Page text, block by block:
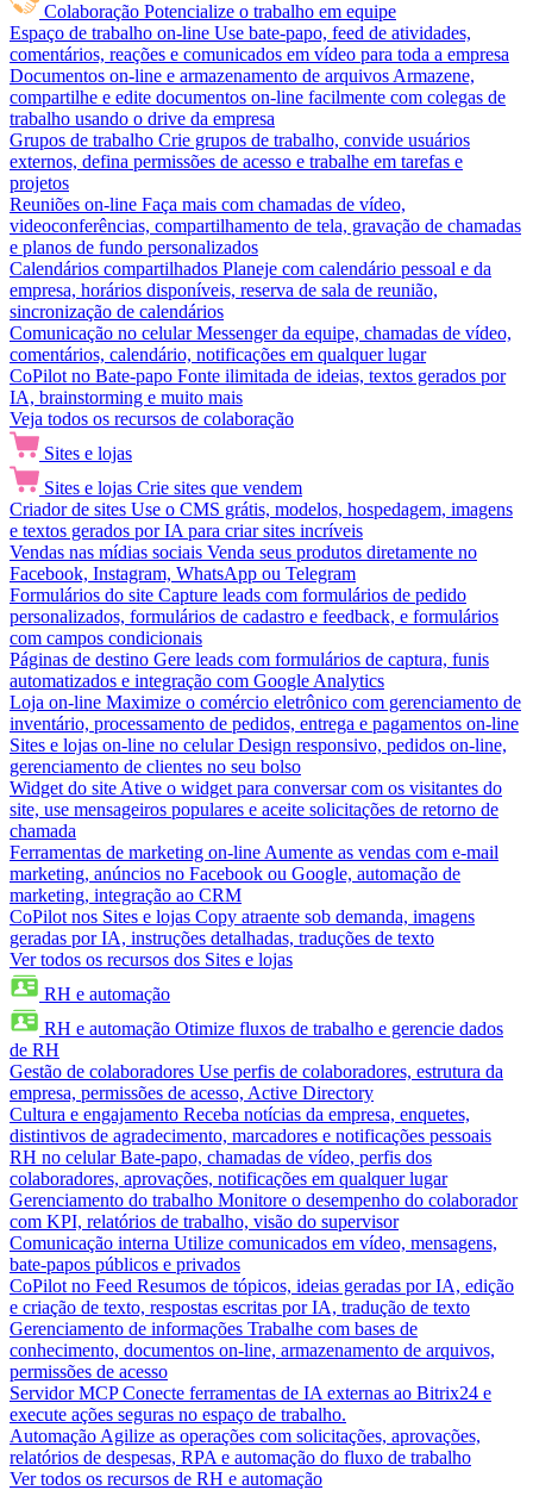
Colaboração Potencialize o trabalho em equipe
Espaço de trabalho on-line Use bate-papo, feed de atividades,
comentários, reações e comunicados em vídeo para toda a empresa
Documentos on-line e armazenamento de arquivos Armazene,
compartilhe e edite documentos on-line facilmente com colegas de
trabalho usando o drive da empresa
Grupos de trabalho Crie grupos de trabalho, convide usuários
externos, defina permissões de acesso e trabalhe em tarefas e
projetos
Reuniões on-line Faça mais com chamadas de vídeo,
videoconferências, compartilhamento de tela, gravação de chamadas
e planos de fundo personalizados
Calendários compartilhados Planeje com calendário pessoal e da
empresa, horários disponíveis, reserva de sala de reunião,
sincronização de calendários
Comunicação no celular Messenger da equipe, chamadas de vídeo,
comentários, calendário, notificações em qualquer lugar
CoPilot no Bate-papo Fonte ilimitada de ideias, textos gerados por
IA, brainstorming e muito mais
Veja todos os recursos de colaboração
Sites e lojas
Sites e lojas Crie sites que vendem
Criador de sites Use o CMS grátis, modelos, hospedagem, imagens
e textos gerados por IA para criar sites incríveis
Vendas nas mídias sociais Venda seus produtos diretamente no
Facebook, Instagram, WhatsApp ou Telegram
Formulários do site Capture leads com formulários de pedido
personalizados, formulários de cadastro e feedback, e formulários
com campos condicionais
Páginas de destino Gere leads com formulários de captura, funis
automatizados e integração com Google Analytics
Loja on-line Maximize o comércio eletrônico com gerenciamento de
inventário, processamento de pedidos, entrega e pagamentos on-line
Sites e lojas on-line no celular Design responsivo, pedidos on-line,
gerenciamento de clientes no seu bolso
Widget do site Ative o widget para conversar com os visitantes do
site, use mensageiros populares e aceite solicitações de retorno de
chamada
Ferramentas de marketing on-line Aumente as vendas com e-mail
marketing, anúncios no Facebook ou Google, automação de
marketing, integração ao CRM
CoPilot nos Sites e lojas Copy atraente sob demanda, imagens
geradas por IA, instruções detalhadas, traduções de texto
Ver todos os recursos dos Sites e lojas
RH e automação
RH e automação Otimize fluxos de trabalho e gerencie dados
de RH
Gestão de colaboradores Use perfis de colaboradores, estrutura da
empresa, permissões de acesso, Active Directory
Cultura e engajamento Receba notícias da empresa, enquetes,
distintivos de agradecimento, marcadores e notificações pessoais
RH no celular Bate-papo, chamadas de vídeo, perfis dos
colaboradores, aprovações, notificações em qualquer lugar
Gerenciamento do trabalho Monitore o desempenho do colaborador
com KPI, relatórios de trabalho, visão do supervisor
Comunicação interna Utilize comunicados em vídeo, mensagens,
bate-papos públicos e privados
CoPilot no Feed Resumos de tópicos, ideias geradas por IA, edição
e criação de texto, respostas escritas por IA, tradução de texto
Gerenciamento de informações Trabalhe com bases de
conhecimento, documentos on-line, armazenamento de arquivos,
permissões de acesso
Servidor MCP Conecte ferramentas de IA externas ao Bitrix24 e
execute ações seguras no espaço de trabalho.
Automação Agilize as operações com solicitações, aprovações,
relatórios de despesas, RPA e automação do fluxo de trabalho
Ver todos os recursos de RH e automação